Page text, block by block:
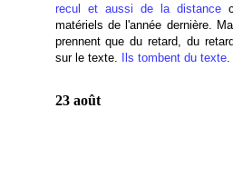
recul et aussi de la distance
matériels de l'année dernière.
prennent que du retard, du
sur le texte.
Ils tombent du texte.
23 août